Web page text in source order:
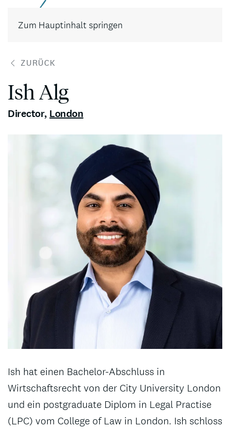
Zum Hauptinhalt springen
ZURÜCK
Ish Alg
Director, London
Ish hat einen Bachelor-Abschluss in
Wirtschaftsrecht von der City University London
und ein postgraduate Diplom in Legal Practise
(LPC) vom College of Law in London. Ish schloss